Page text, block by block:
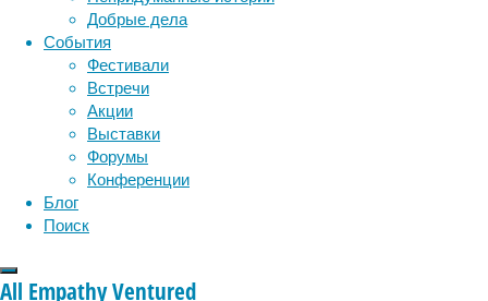
Добрые дела
События
Фестивали
Встречи
Акции
Выставки
Форумы
Конференции
Блог
Поиск
All Empathy Ventured
Известно,
что
микроорганизмы
—
самая
ранняя
форма
жизни
онкология
поведение
сон социальные проблемы
физиология
эмоции